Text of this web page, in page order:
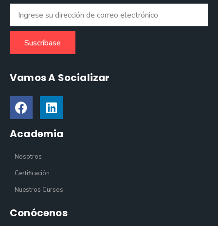
Suscríbase
Vamos A Socializar
Academia
Nosotros
Certificación
Nuestros Cursos
Conócenos